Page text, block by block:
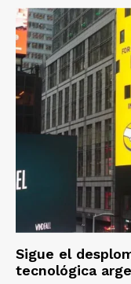
Sigue el
tecnológica